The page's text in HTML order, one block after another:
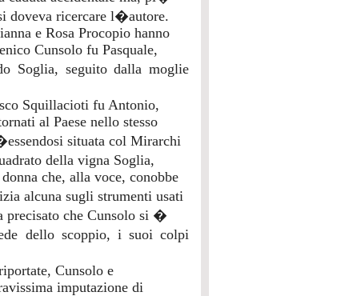
doveva ricercare l�autore.
e Rosa Procopio hanno
Cunsolo fu Pasquale,
Soglia, seguito dalla moglie
Squillacioti fu Antonio,
al Paese nello stesso
situata col Mirarchi
della vigna Soglia,
che, alla voce, conobbe
alcuna sugli strumenti usati
che Cunsolo si �
dello scoppio, i suoi colpi
Cunsolo e
imputazione di